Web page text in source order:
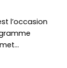
l’occasion